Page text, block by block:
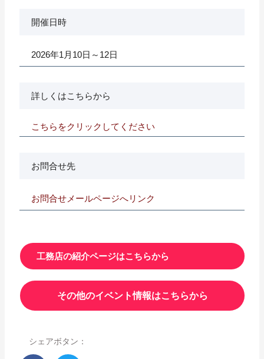
開催日時
2026年1月10日～12日
詳しくはこちらから
こちらをクリックしてください
お問合せ先
お問合せメールページへリンク
工務店の紹介ページはこちらから
その他のイベント情報はこちらから
シェアボタン：